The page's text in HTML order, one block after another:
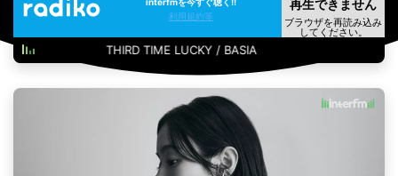
利用規約等
THIRD TIME LUCKY / BASIA